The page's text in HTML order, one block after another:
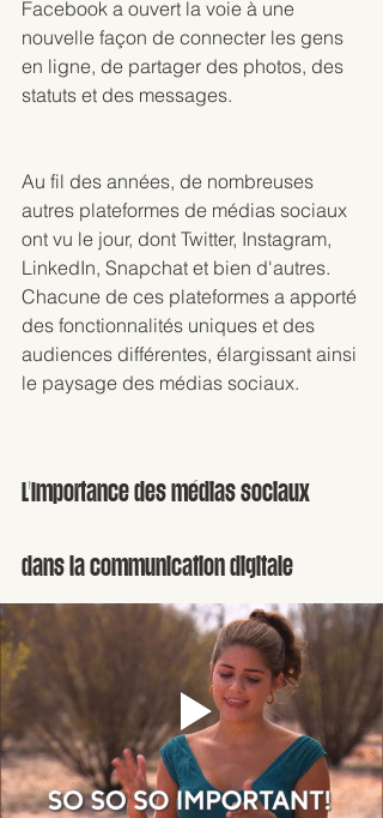
Facebook a ouvert la voie à une
nouvelle façon de connecter les gens
en ligne, de partager des photos, des
statuts et des messages.
Au fil des années, de nombreuses
autres plateformes de médias sociaux
ont vu le jour, dont Twitter, Instagram,
LinkedIn, Snapchat et bien d'autres.
Chacune de ces plateformes a apporté
des fonctionnalités uniques et des
audiences différentes, élargissant ainsi
le paysage des médias sociaux.
L'Importance des médias sociaux
dans la communication digitale